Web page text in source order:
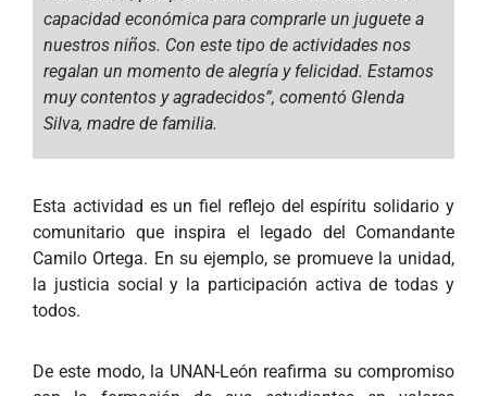
capacidad económica para comprarle un juguete a
nuestros niños. Con este tipo de actividades nos
regalan un momento de alegría y felicidad. Estamos
muy contentos y agradecidos”, comentó Glenda
Silva, madre de familia.
Esta actividad es un fiel reflejo del espíritu solidario y
comunitario que inspira el legado del Comandante
Camilo Ortega. En su ejemplo, se promueve la unidad,
la justicia social y la participación activa de todas y
todos.
De este modo, la UNAN-León reafirma su compromiso